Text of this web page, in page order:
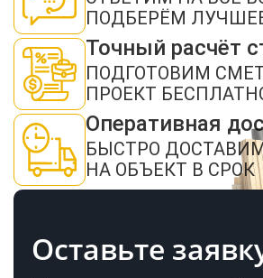
ПОДБЕРЁМ
Точный расчёт
ПОДГОТОВИМ
ПРОЕКТ
Оперативная
БЫСТРО
НА ОБЪЕКТ В СРОК
Оставьте
Нажимая кнопку "Отправить", я даю своё согласие
персональных данных в соответствии с ФЗ от
персональных данных", на условиях и для целей,
конфиденциальности
ОТПРАВИТЬ